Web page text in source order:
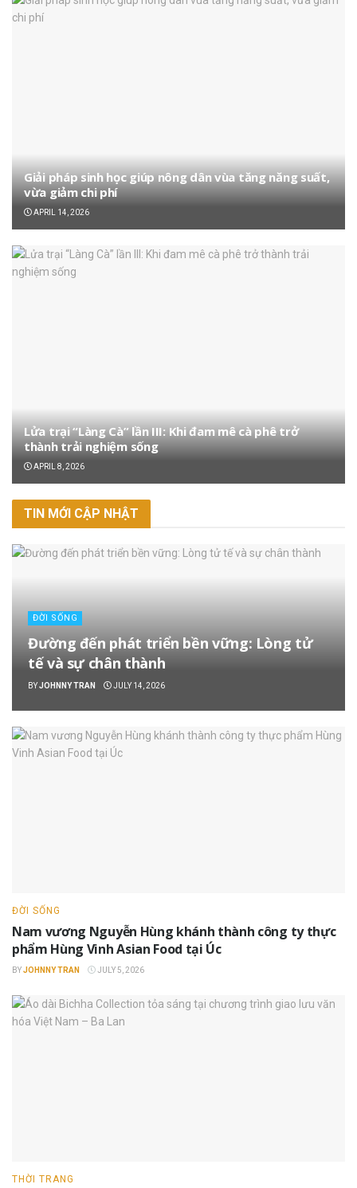
Giải pháp sinh học giúp nông dân vùa tăng năng suất,
vừa giảm chi phí
APRIL 14, 2026
Lửa trại “Làng Cà” lần III: Khi đam mê cà phê trở
thành trải nghiệm sống
APRIL 8, 2026
TIN MỚI CẬP NHẬT
ĐỜI SỐNG
Đường đến phát triển bền vững: Lòng tử
tế và sự chân thành
BYJOHNNY TRAN JULY 14, 2026
ĐỜI SỐNG
Nam vương Nguyễn Hùng khánh thành công ty thực
phẩm Hùng Vinh Asian Food tại Úc
BYJOHNNY TRAN JULY 5, 2026
THỜI TRANG